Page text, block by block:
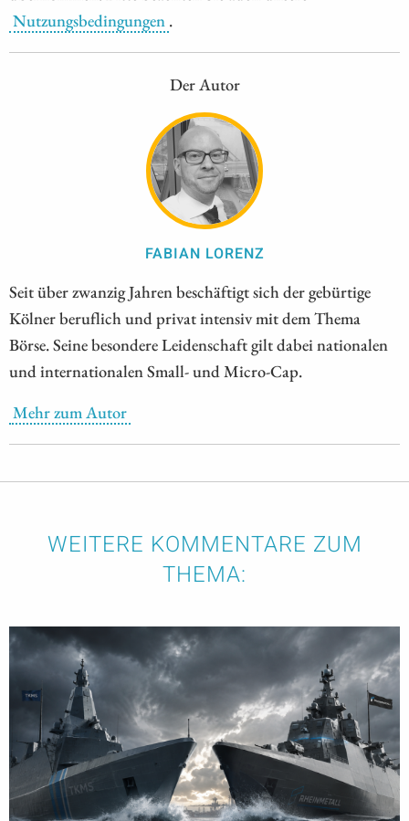
Nutzungsbedingungen .
Der Autor
FABIAN LORENZ
Seit über zwanzig Jahren beschäftigt sich der gebürtige
Kölner beruflich und privat intensiv mit dem Thema
Börse. Seine besondere Leidenschaft gilt dabei nationalen
und internationalen Small- und Micro-Cap.
Mehr zum Autor
WEITERE KOMMENTARE ZUM
THEMA: